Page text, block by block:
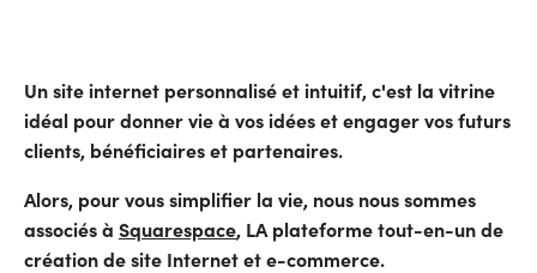
Un site internet personnalisé et intuitif, c'est la vitrine
idéal pour donner vie à vos idées et engager vos futurs
clients, bénéficiaires et partenaires.
Alors, pour vous simplifier la vie, nous nous sommes
associés à Squarespace, LA plateforme tout-en-un de
création de site Internet et e-commerce.